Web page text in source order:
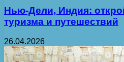
Нью-Дели, Индия:
туризма и путешествий
26.04.2026